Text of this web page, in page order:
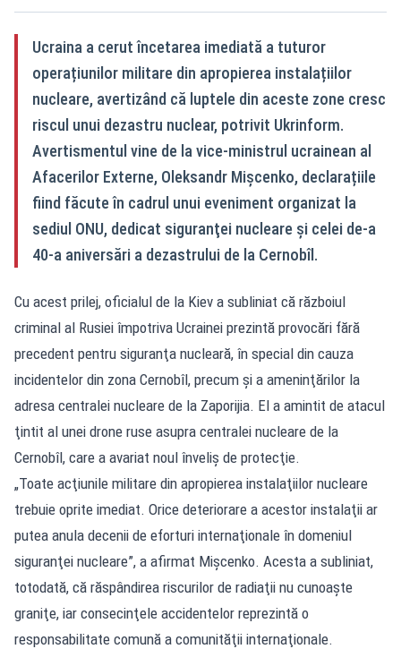
Ucraina a cerut încetarea imediată a tuturor
operațiunilor militare din apropierea instalațiilor
nucleare, avertizând că luptele din aceste zone cresc
riscul unui dezastru nuclear, potrivit Ukrinform.
Avertismentul vine de la vice-ministrul ucrainean al
Afacerilor Externe, Oleksandr Mişcenko, declarațiile
fiind făcute în cadrul unui eveniment organizat la
sediul ONU, dedicat siguranţei nucleare şi celei de-a
40-a aniversări a dezastrului de la Cernobîl.
Cu acest prilej, oficialul de la Kiev a subliniat că războiul
criminal al Rusiei împotriva Ucrainei prezintă provocări fără
precedent pentru siguranţa nucleară, în special din cauza
incidentelor din zona Cernobîl, precum şi a ameninţărilor la
adresa centralei nucleare de la Zaporijia. El a amintit de atacul
ţintit al unei drone ruse asupra centralei nucleare de la
Cernobîl, care a avariat noul înveliş de protecţie.
„Toate acţiunile militare din apropierea instalaţiilor nucleare
trebuie oprite imediat. Orice deteriorare a acestor instalaţii ar
putea anula decenii de eforturi internaţionale în domeniul
siguranţei nucleare”, a afirmat Mişcenko. Acesta a subliniat,
totodată, că răspândirea riscurilor de radiaţii nu cunoaşte
graniţe, iar consecinţele accidentelor reprezintă o
responsabilitate comună a comunităţii internaţionale.